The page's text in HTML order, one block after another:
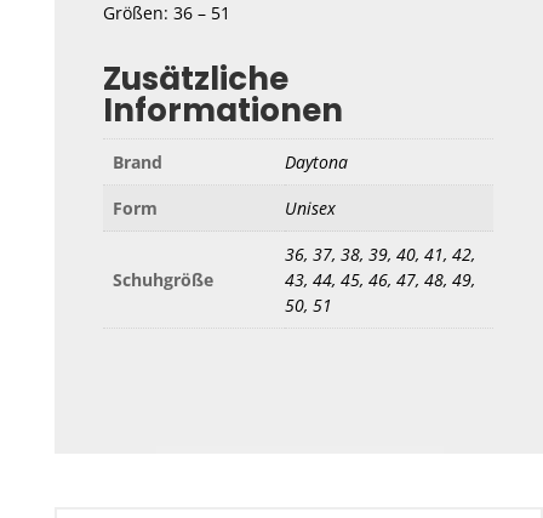
Größen: 36 – 51
Zusätzliche
Informationen
Brand
Daytona
Form
Unisex
Schuhgröße
36, 37, 38, 39, 40, 41, 42,
43, 44, 45, 46, 47, 48, 49,
50, 51